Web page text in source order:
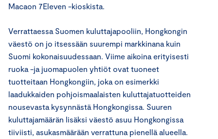
Macaon 7Eleven -kioskista.
Verrattaessa Suomen kuluttajapooliin, Hongkongin
väestö on jo itsessään suurempi markkinana kuin
Suomi kokonaisuudessaan. Viime aikoina erityisesti
ruoka -ja juomapuolen yhtiöt ovat tuoneet
tuotteitaan Hongkongiin, joka on esimerkki
laadukkaiden pohjoismaalaisten kuluttajatuotteiden
nousevasta kysynnästä Hongkongissa. Suuren
kuluttajamäärän lisäksi väestö asuu Hongkongissa
tiiviisti, asukasmäärään verrattuna pienellä alueella.